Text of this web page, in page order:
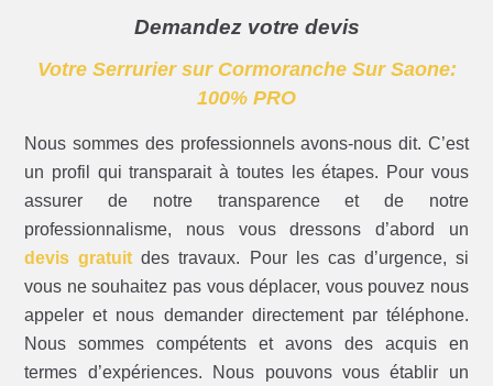
Demandez votre devis
Votre Serrurier sur Cormoranche Sur Saone:
100% PRO
Nous sommes des professionnels avons-nous dit. C’est
un profil qui transparait à toutes les étapes. Pour vous
assurer de notre transparence et de notre
professionnalisme, nous vous dressons d’abord un
devis gratuit des travaux. Pour les cas d’urgence, si
vous ne souhaitez pas vous déplacer, vous pouvez nous
appeler et nous demander directement par téléphone.
Nous sommes compétents et avons des acquis en
termes d’expériences. Nous pouvons vous établir un